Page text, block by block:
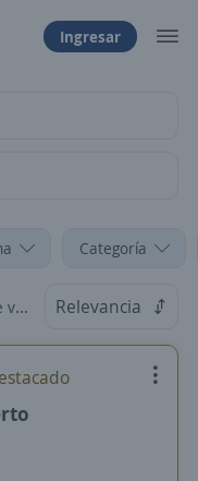
Ingresar
Categoría
Relevancia